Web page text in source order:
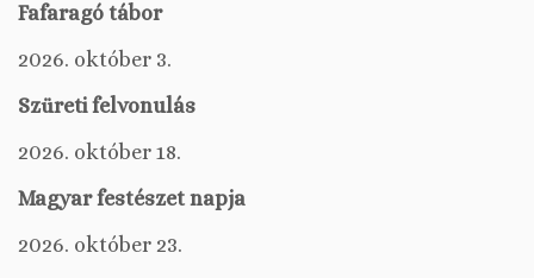
Fafaragó tábor
2026. október 3.
Szüreti felvonulás
2026. október 18.
Magyar festészet napja
2026. október 23.